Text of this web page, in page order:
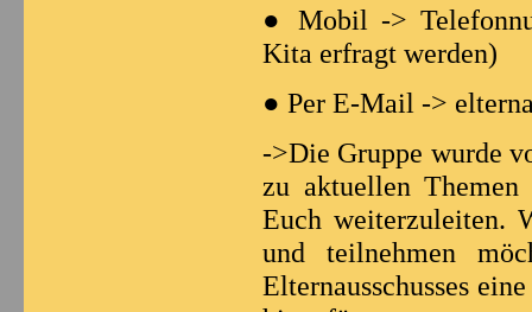
● Mobil ->
Kita erfragt werden)
● Per E-Mail ->
->Die Gruppe wurde
zu aktuellen
Euch weiterzuleiten.
und teilnehmen
Elternausschusses